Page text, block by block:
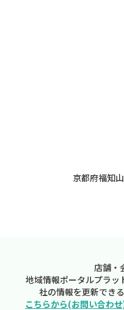
京都府福知
店舗・
地域情報ポータルプラッ
社の情報を更新でき
こちらから(お問い合わ